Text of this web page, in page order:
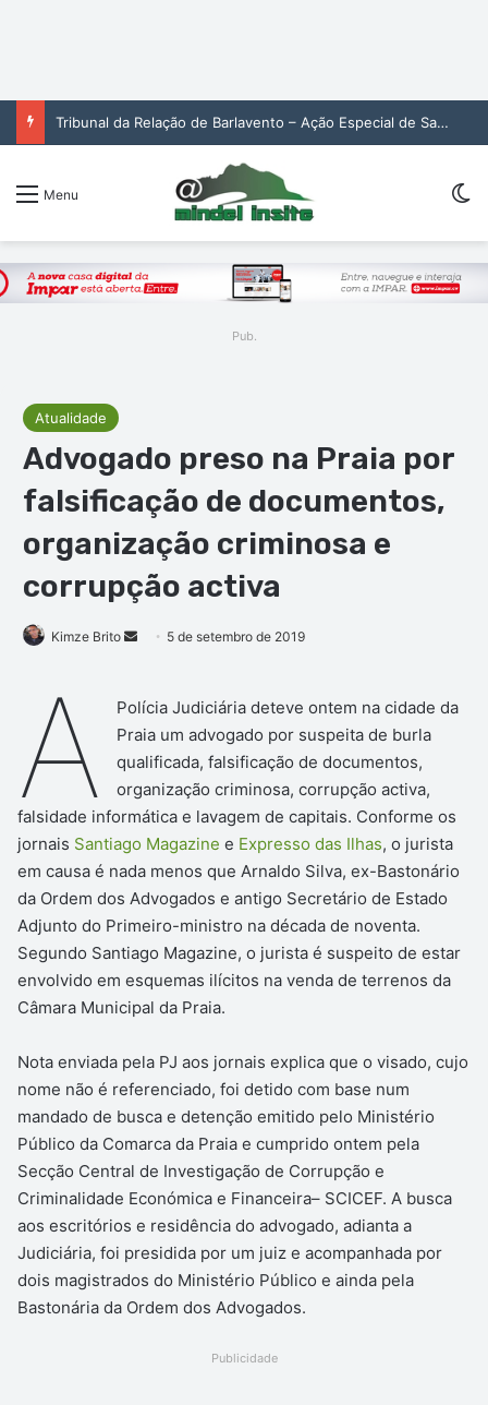
Tribunal da Relação de Barlavento – Ação Especial de Sandra Helena Monteiro Lima (2. pub)
Menu
Pub.
Atualidade
Advogado preso na Praia por
falsificação de documentos,
organização criminosa e
corrupção activa
Kimze Brito
Mande
mail
5 de setembro de 2019
A
Polícia Judiciária deteve ontem na cidade da
Praia um advogado por suspeita de burla
qualificada, falsificação de documentos,
organização criminosa, corrupção activa,
falsidade informática e lavagem de capitais. Conforme os
jornais Santiago Magazine e Expresso das Ilhas, o jurista
em causa é nada menos que Arnaldo Silva, ex-Bastonário
da Ordem dos Advogados e antigo Secretário de Estado
Adjunto do Primeiro-ministro na década de noventa.
Segundo Santiago Magazine, o jurista é suspeito de estar
envolvido em esquemas ilícitos na venda de terrenos da
Câmara Municipal da Praia.
Nota enviada pela PJ aos jornais explica que o visado, cujo
nome não é referenciado, foi detido com base num
mandado de busca e detenção emitido pelo Ministério
Público da Comarca da Praia e cumprido ontem pela
Secção Central de Investigação de Corrupção e
Criminalidade Económica e Financeira– SCICEF. A busca
aos escritórios e residência do advogado, adianta a
Judiciária, foi presidida por um juiz e acompanhada por
dois magistrados do Ministério Público e ainda pela
Bastonária da Ordem dos Advogados.
Publicidade